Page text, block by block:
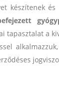
készítenek
tapasztalat a